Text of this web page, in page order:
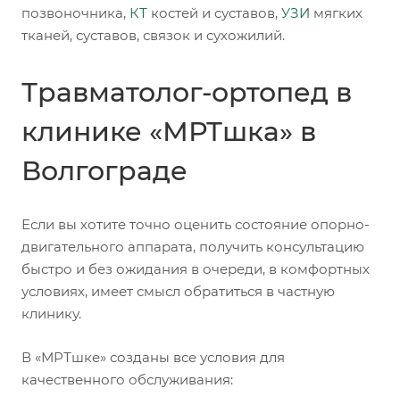
позвоночника, КТ костей и суставов, УЗИ мягких
тканей, суставов, связок и сухожилий.
Травматолог-ортопед в
клинике «МРТшка» в
Волгограде
Если вы хотите точно оценить состояние опорно-
двигательного аппарата, получить консультацию
быстро и без ожидания в очереди, в комфортных
условиях, имеет смысл обратиться в частную
клинику.
В «МРТшке» созданы все условия для
качественного обслуживания: